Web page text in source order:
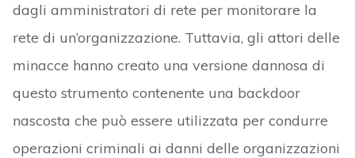
dagli amministratori di rete per monitorare la
rete di un’organizzazione. Tuttavia, gli attori delle
minacce hanno creato una versione dannosa di
questo strumento contenente una backdoor
nascosta che può essere utilizzata per condurre
operazioni criminali ai danni delle organizzazioni